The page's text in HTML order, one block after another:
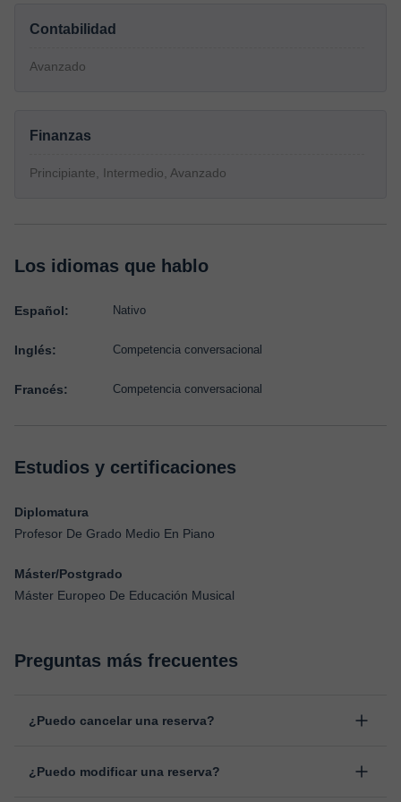
Contabilidad
Avanzado
Finanzas
Principiante, Intermedio, Avanzado
Los idiomas que hablo
Español: Nativo
Inglés: Competencia conversacional
Francés: Competencia conversacional
Estudios y certificaciones
Diplomatura
Profesor De Grado Medio En Piano
Máster/Postgrado
Máster Europeo De Educación Musical
Preguntas más frecuentes
¿Puedo cancelar una reserva?
antes de la clase, indicando el motivo de cancelación.
¿Puedo modificar una reserva?